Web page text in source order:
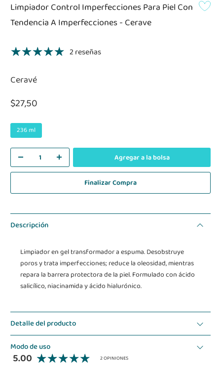
Limpiador Control Imperfecciones Para Piel Con
Tendencia A Imperfecciones - Cerave
2 reseñas
Ceravé
$27,50
236 ml
Agregar a la bolsa
Finalizar Compra
Descripción
Limpiador en gel transformador a espuma. Desobstruye
poros y trata imperfecciones; reduce la oleosidad, mientras
repara la barrera protectora de la piel. Formulado con ácido
salicílico, niacinamida y ácido hialurónico.
Detalle del producto
Modo de uso
5.00 2 OPINIONES